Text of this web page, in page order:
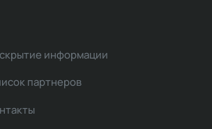
информации
партнеров